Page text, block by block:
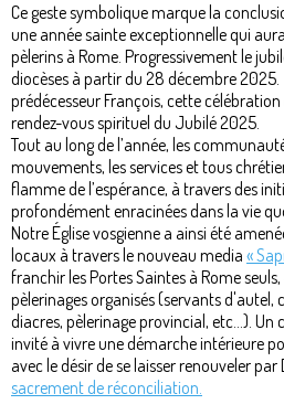
Ce geste symbolique marque la
une année sainte exceptionnelle qui
pèlerins à Rome. Progressivement le
diocèses à partir du 28 décembre
prédécesseur François, cette
rendez-vous spirituel du Jubilé 2025.
​Tout au long de l’année, les
mouvements, les services et tous
flamme de l’espérance, à travers des
profondément enracinées dans la vie
Notre Église vosgienne a ainsi été
locaux à travers le nouveau media «
franchir les Portes Saintes à Rome
pèlerinages organisés (servants d'autel,
diacres, pèlerinage provincial, etc...).
invité à vivre une démarche intérieure
avec le désir de se laisser renouveler
sacrement de réconciliation.